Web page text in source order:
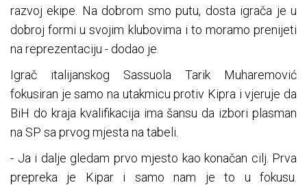
razvoj ekipe. Na dobrom smo putu, dosta igrača je u
dobroj formi u svojim klubovima i to moramo prenijeti
na reprezentaciju - dodao je.
Igrač italijanskog Sassuola Tarik Muharemović
fokusiran je samo na utakmicu protiv Kipra i vjeruje da
BiH do kraja kvalifikacija ima šansu da izbori plasman
na SP sa prvog mjesta na tabeli.
- Ja i dalje gledam prvo mjesto kao konačan cilj. Prva
prepreka je Kipar i samo nam je to u fokusu.